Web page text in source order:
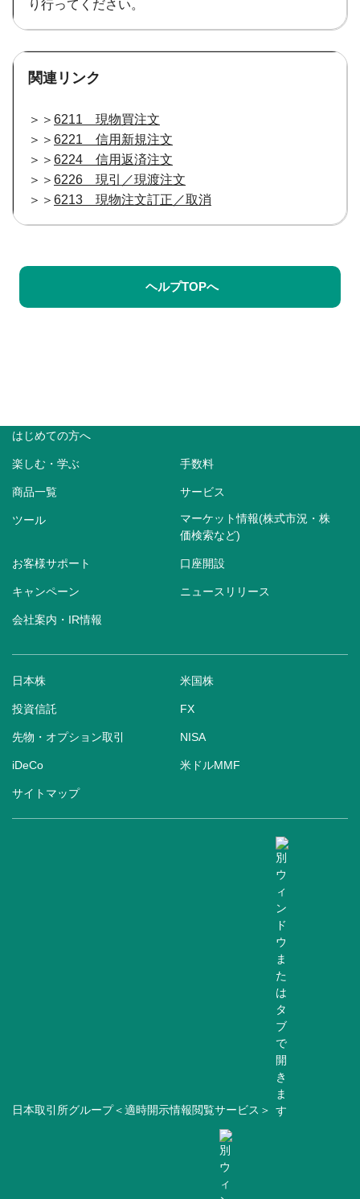
り行ってください。
関連リンク
＞＞ 6211 現物買注文
＞＞ 6221 信用新規注文
＞＞ 6224 信用返済注文
＞＞ 6226 現引／現渡注文
＞＞ 6213 現物注文訂正／取消
ヘルプTOPへ
はじめての方へ
楽しむ・学ぶ 手数料
商品一覧 サービス
ツール
マーケット情報(株式市況・株
価検索など)
お客様サポート 口座開設
キャンペーン ニュースリリース
会社案内・IR情報
日本株 米国株
投資信託 FX
先物・オプション取引 NISA
iDeCo 米ドルMMF
サイトマップ
日本取引所グループ＜適時開示情報閲覧サービス＞